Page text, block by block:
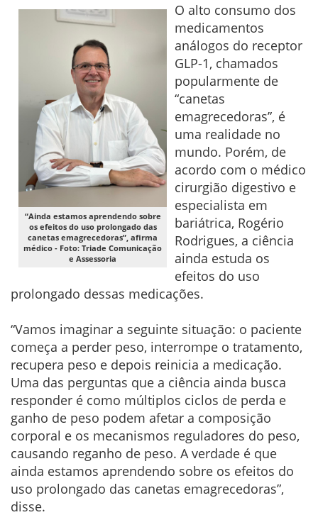
“Ainda estamos aprendendo sobre
os efeitos do uso prolongado das
canetas emagrecedoras”, afirma
médico - Foto: Triade Comunicação
e Assessoria
O alto consumo dos
medicamentos
análogos do receptor
GLP-1, chamados
popularmente de
“canetas
emagrecedoras”, é
uma realidade no
mundo. Porém, de
acordo com o médico
cirurgião digestivo e
especialista em
bariátrica, Rogério
Rodrigues, a ciência
ainda estuda os
efeitos do uso
prolongado dessas medicações.
“Vamos imaginar a seguinte situação: o paciente
começa a perder peso, interrompe o tratamento,
recupera peso e depois reinicia a medicação.
Uma das perguntas que a ciência ainda busca
responder é como múltiplos ciclos de perda e
ganho de peso podem afetar a composição
corporal e os mecanismos reguladores do peso,
causando reganho de peso. A verdade é que
ainda estamos aprendendo sobre os efeitos do
uso prolongado das canetas emagrecedoras”,
disse.